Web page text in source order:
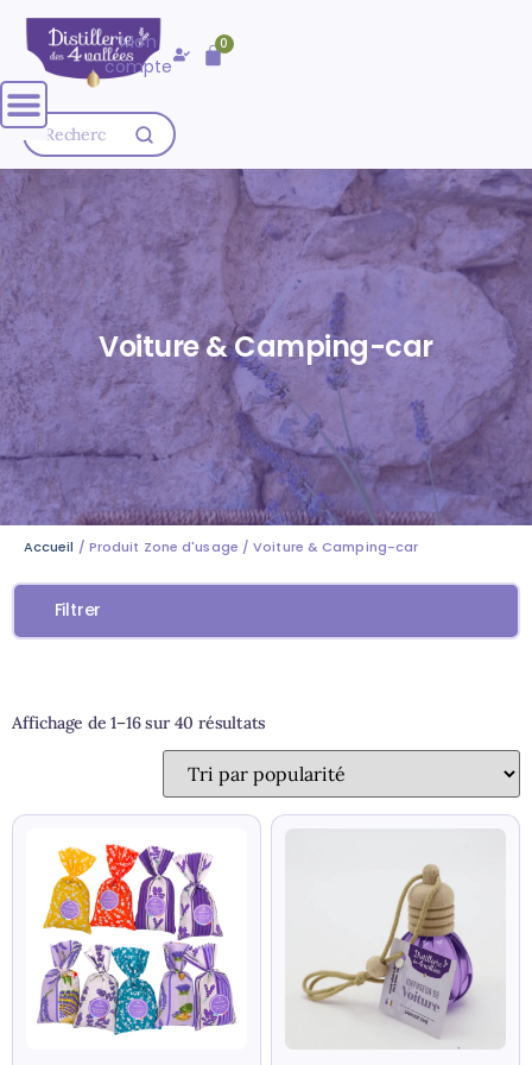
🚚 Livraison OFFERTE dès
d'achat
Mon
compte
0
Voiture & Camping-car
Accueil / Produit Zone d'usage / Voiture & Camping-car
Filtrer
Affichage de 1–16 sur 40 résultats